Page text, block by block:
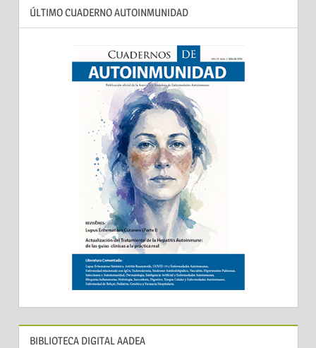
ÚLTIMO CUADERNO AUTOINMUNIDAD
BIBLIOTECA DIGITAL AADEA